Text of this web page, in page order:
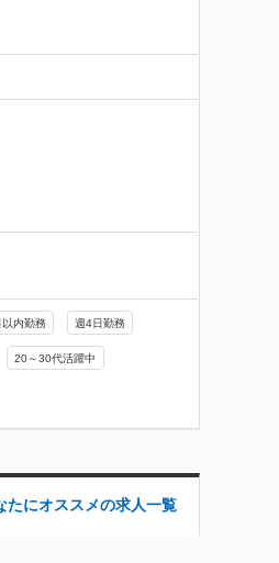
内勤務 週4日勤務
20～30代活躍中
たにオススメの求人一覧